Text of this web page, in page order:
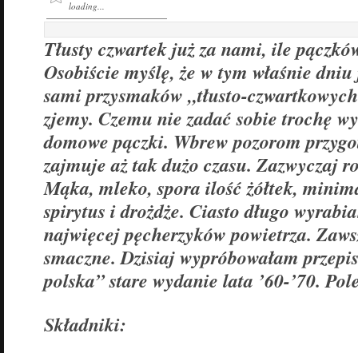
loading...
Tłusty czwartek już za nami, ile
Osobiście myślę, że w tym właśnie
sami przysmaków „tłusto-
zjemy. Czemu nie zadać sobie trochę
domowe pączki. Wbrew pozorom
zajmuje aż tak dużo czasu. Zazwyczaj
Mąka, mleko, spora ilość żółtek,
spirytus i drożdże. Ciasto długo
najwięcej pęcherzyków powietrza.
smaczne. Dzisiaj wypróbowałam
polska” stare wydanie lata ’60-’70.
Składniki: